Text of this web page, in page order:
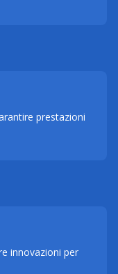
prestazioni
innovazioni per